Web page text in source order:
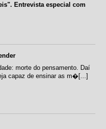
Entrevista especial com
morte do pensamento. Daí
capaz de ensinar as m�[...]